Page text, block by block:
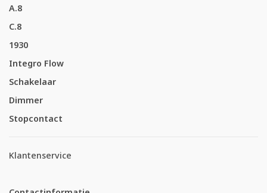
A.8
C.8
1930
Integro Flow
Schakelaar
Dimmer
Stopcontact
Klantenservice